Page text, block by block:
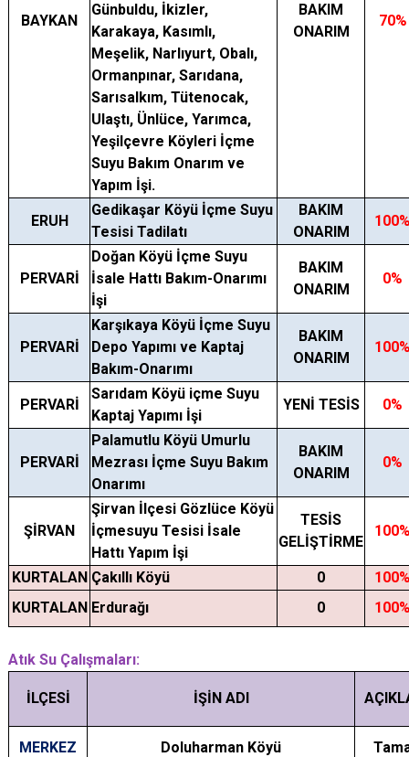
BAYKAN
Günbuldu, İkizler,
Karakaya, Kasımlı,
Meşelik, Narlıyurt, Obalı,
Ormanpınar, Sarıdana,
Sarısalkım, Tütenocak,
Ulaştı, Ünlüce, Yarımca,
Yeşilçevre Köyleri İçme
Suyu Bakım Onarım ve
Yapım İşi.
BAKIM
ONARIM
70%
ERUH
Gedikaşar Köyü İçme Suyu
Tesisi Tadilatı
BAKIM
ONARIM
PERVARİ
Doğan Köyü İçme Suyu
İsale Hattı Bakım-Onarımı
İşi
BAKIM
ONARIM
0%
PERVARİ
Karşıkaya Köyü İçme Suyu
Depo Yapımı ve Kaptaj
Bakım-Onarımı
BAKIM
ONARIM
PERVARİ
Sarıdam Köyü içme Suyu
Kaptaj Yapımı İşi
YENİ TESİS 0%
PERVARİ
Palamutlu Köyü Umurlu
Mezrası İçme Suyu Bakım
Onarımı
BAKIM
ONARIM
0%
ŞİRVAN
Şirvan İlçesi Gözlüce Köyü
İçmesuyu Tesisi İsale
Hattı Yapım İşi
TESİS
GELİŞTİRME
KURTALAN Çakıllı Köyü 0
KURTALAN Erdurağı 0
Atık Su Çalışmaları:
İLÇESİ İŞİN ADI
MERKEZ Doluharman Köyü